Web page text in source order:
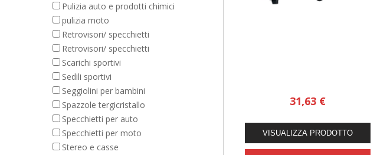
Pulizia auto e prodotti chimici
pulizia moto
Retrovisori/ specchietti
Retrovisori/ specchietti
Scarichi sportivi
Sedili sportivi
Seggiolini per bambini
Spazzole tergicristallo
Specchietti per auto
Specchietti per moto
Stereo e casse
31,63 €